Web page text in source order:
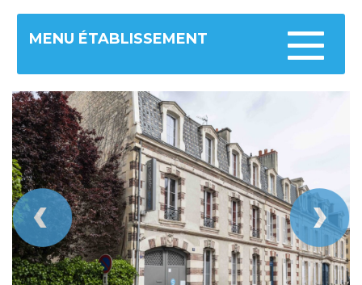
Toggle
MENU ÉTABLISSEMENT